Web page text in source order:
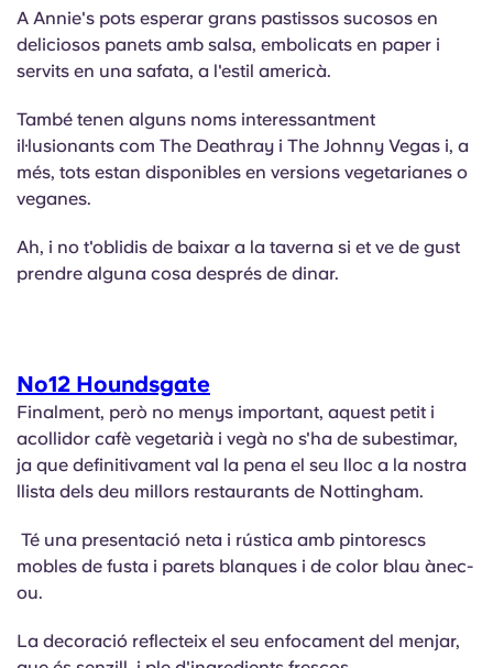
A Annie's pots esperar grans pastissos sucosos en
deliciosos panets amb salsa, embolicats en paper i
servits en una safata, a l'estil americà.
També tenen alguns noms interessantment
il·lusionants com The Deathray i The Johnny Vegas i, a
més, tots estan disponibles en versions vegetarianes o
veganes.
Ah, i no t'oblidis de baixar a la taverna si et ve de gust
prendre alguna cosa després de dinar.
No12 Houndsgate
Finalment, però no menys important, aquest petit i
acollidor cafè vegetarià i vegà no s'ha de subestimar,
ja que definitivament val la pena el seu lloc a la nostra
llista dels deu millors restaurants de Nottingham.
Té una presentació neta i rústica amb pintorescs
mobles de fusta i parets blanques i de color blau ànec-
ou.
La decoració reflecteix el seu enfocament del menjar,